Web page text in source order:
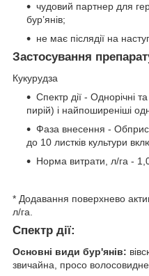
чудовий партнер для
бур’янів;
не має післядії на
Застосування
Кукурудза
Спектр дії - Однорічні та
пирій) і найпоширеніші
Фаза внесення -
до 10 листків культури
Норма витрати, л/га -
* Додавання поверхнево
л/га.
Спектр дії:
Основні види бур'янів:
звичайна, просо